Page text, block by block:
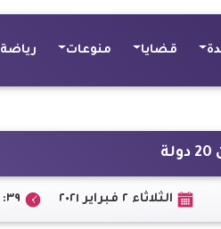
قضايا منوعات رياضة
الثلاثاء ٢ فبراير ٢٠٢١ ٣٩: ٠٧ م +02:00 CEST